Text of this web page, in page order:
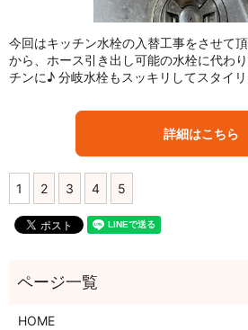
今回はキッチン水栓の入替工事をさせて
から、ホース引き出し可能の水栓に代わ
チンに♪ 分岐水栓もスッキリしてスタイリ
詳細はこちら
1 2 3 4 5
HOME